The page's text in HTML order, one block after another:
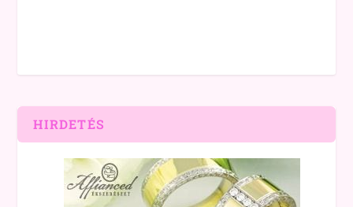
HIRDETÉS